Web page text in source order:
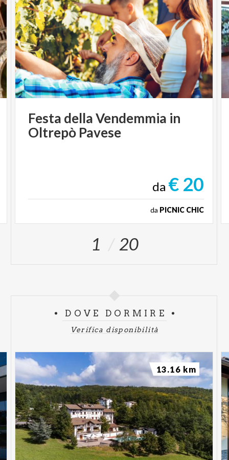
Festa dellaVendemmia in
Oltrepò Pavese
da € 20
da PICNIC CHIC
1 20
DOVE DORMIRE
Verifica disponibilità
13.16 km